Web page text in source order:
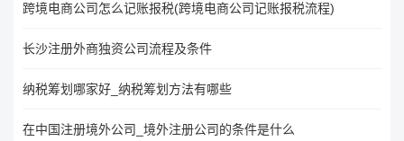
跨境电商公司怎么记账报税(跨境电商公司记账报税流程)
长沙注册外商独资公司流程及条件
纳税筹划哪家好_纳税筹划方法有哪些
在中国注册境外公司_境外注册公司的条件是什么